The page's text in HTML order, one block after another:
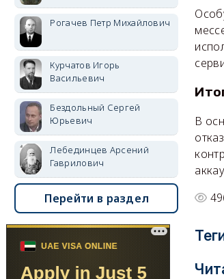
В
Рогачев Петр Михайлович
Курчатов Игорь
Васильевич
Бездольный Сергей
Юрьевич
Лебединцев Арсений
Гаврилович
Перейти в раздел